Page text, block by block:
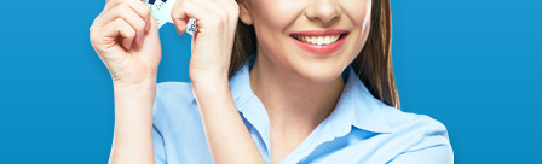
Abweichende
Vereinbarung
Erlaubnis zur
Kreditvermittlung